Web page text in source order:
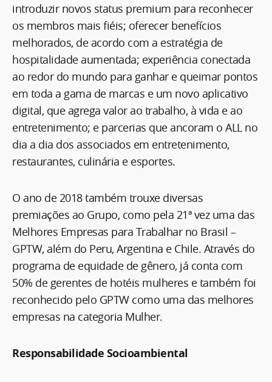
introduzir novos status premium para reconhecer
os membros mais fiéis; oferecer benefícios
melhorados, de acordo com a estratégia de
hospitalidade aumentada; experiência conectada
ao redor do mundo para ganhar e queimar pontos
em toda a gama de marcas e um novo aplicativo
digital, que agrega valor ao trabalho, à vida e ao
entretenimento; e parcerias que ancoram o ALL no
dia a dia dos associados em entretenimento,
restaurantes, culinária e esportes.
O ano de 2018 também trouxe diversas
premiações ao Grupo, como pela 21ª vez uma das
Melhores Empresas para Trabalhar no Brasil –
GPTW, além do Peru, Argentina e Chile. Através do
programa de equidade de gênero, já conta com
50% de gerentes de hotéis mulheres e também foi
reconhecido pelo GPTW como uma das melhores
empresas na categoria Mulher.
Responsabilidade Socioambiental